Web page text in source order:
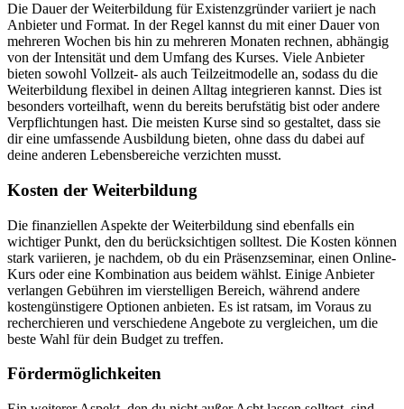
Die Dauer der Weiterbildung für Existenzgründer variiert je nach
Anbieter und Format. In der Regel kannst du mit einer Dauer von
mehreren Wochen bis hin zu mehreren Monaten rechnen, abhängig
von der Intensität und dem Umfang des Kurses. Viele Anbieter
bieten sowohl Vollzeit- als auch Teilzeitmodelle an, sodass du die
Weiterbildung flexibel in deinen Alltag integrieren kannst. Dies ist
besonders vorteilhaft, wenn du bereits berufstätig bist oder andere
Verpflichtungen hast. Die meisten Kurse sind so gestaltet, dass sie
dir eine umfassende Ausbildung bieten, ohne dass du dabei auf
deine anderen Lebensbereiche verzichten musst.
Kosten der Weiterbildung
Die finanziellen Aspekte der Weiterbildung sind ebenfalls ein
wichtiger Punkt, den du berücksichtigen solltest. Die Kosten können
stark variieren, je nachdem, ob du ein Präsenzseminar, einen Online-
Kurs oder eine Kombination aus beidem wählst. Einige Anbieter
verlangen Gebühren im vierstelligen Bereich, während andere
kostengünstigere Optionen anbieten. Es ist ratsam, im Voraus zu
recherchieren und verschiedene Angebote zu vergleichen, um die
beste Wahl für dein Budget zu treffen.
Fördermöglichkeiten